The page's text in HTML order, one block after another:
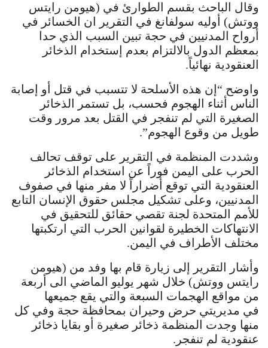
وقال الباحث بقسم الطوارئ في (هيومن رايتس
ووتش) أوليه سولفانغ في التقرير ان الخسائر في
أرواح المدنيين في حجة تبين السبب الذي حدا
بمعظم الدول بالالتزام بعدم إستخدام الذخائر
العنقودية نهائياً.
واوضح “إن هذه الأسلحة لا تتسبب في قتل أو إصابة
الناس أثناء الهجوم فحسب، بل تستمر الذخائر
الصغيرة التي لم تنفجر في القتل بعد مرور وقت
طويل من وقوع الهجوم”.
وشددت المنظمة في التقرير على توقف تحالف
الحرب على اليمن فوراً عن استخدام الذخائر
العنقودية التي توقع أضراراً لا مفر منها في صفوف
المدنيين، وعلى تشكيل مجلس حقوق الإنسان التابع
للأمم المتحدة لجنة تقصي حقائق للتحقيق في
الانتهاكات الخطيرة لقوانين الحرب التي ارتكبتها
مختلف الأطراف في اليمن.
وأشار التقرير إلى زيارة قام بها وفد من (هيومن
رايتس ووتش) خلال شهر يوليو الماضي الى أربعة
من مواقع الهجمات السبعة والتي يقع جميعها
في مديريتي حرض وحيران بمحافظة حجة وفي كل
منها وجدت المنظمة ذخائر صغيرة أو بقايا ذخائر
عنقودية لم تنفجر.